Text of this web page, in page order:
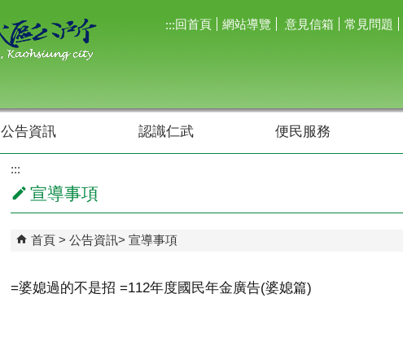
:::回首頁 網站導覽 意見信箱 常見問題
公告資訊 認識仁武 便民服務
:::
宣導事項
首頁 公告資訊 宣導事項
=婆媳過的不是招 =112年度國民年金廣告(婆媳篇)